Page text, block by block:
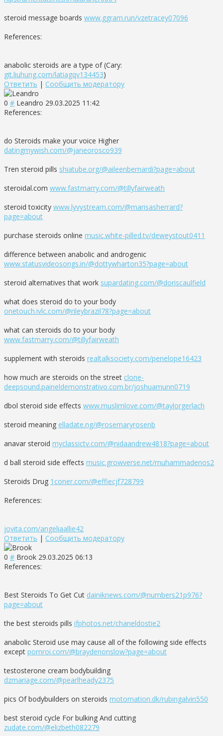
steroid message boards www.ggram.run/vzetracey07096
References:
anabolic steroids are a type of (Cary:
git.liuhung.com/latiagqv134453)
Ответить | Сообщить модератору
0 # Leandro 29.03.2025 11:42
References:
do Steroids make your voice Higher
datingmywish.com/@janeorosco939
Tren steroid pills shiatube.org/@aileenbernardi?page=about
steroidal.com www.fastmarry.com/@tillyfairweath
steroid toxicity www.lyvystream.com/@marisasherrard?
page=about
purchase steroids online music.white-pilled.tv/deweystout0411
difference between anabolic and androgenic
www.statusvideosongs.in/@dottywharton35?page=about
steroid alternatives that work supardating.com/@doriscaulfield
what does steroid do to your body
onetouch.ivlc.com/@rileybrazil78?page=about
what can steroids do to your body
www.fastmarry.com/@tillyfairweath
supplement with steroids realtalksociety.com/penelope16423
how much are steroids on the street clone-
deepsound.paineldemonstrativo.com.br/joshuamunn0719
dbol steroid side effects www.muslimlove.com/@taylorgerlach
steroid meaning elladate.ng/@rosemaryrosenb
anavar steroid myclassictv.com/@nidaandrew4818?page=about
d ball steroid side effects music.growverse.net/muhammadenos2
Steroids Drug 1coner.com/@effiecjf728799
References:
jovita.com/angeliaallie42
Ответить | Сообщить модератору
0 # Brook 29.03.2025 06:13
References:
Best Steroids To Get Cut dainiknews.com/@numbers21p976?
page=about
the best steroids pills ifphotos.net/chaneldostie2
anabolic Steroid use may cause all of the following side effects
except pornroi.com/@braydenonslow?page=about
testosterone cream bodybuilding
dzmariage.com/@pearlheady2375
pics Of bodybuilders on steroids motornation.dk/rubingalvin550
best steroid cycle For bulking And cutting
zudate.com/@elizbeth082279